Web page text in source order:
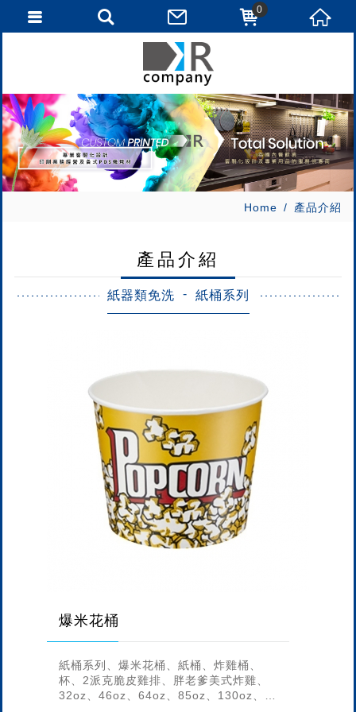
Home 產品介紹
產品介紹
紙器類免洗 紙桶系列
爆米花桶
紙桶系列、爆米花桶、紙桶、炸雞桶、
杯、2派克脆皮雞排、胖老爹美式炸雞、
32oz、46oz、64oz、85oz、130oz、
0